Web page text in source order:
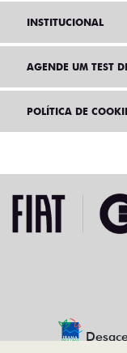
INSTITUCIONAL
AGENDE UM TEST
POLÍTICA DE